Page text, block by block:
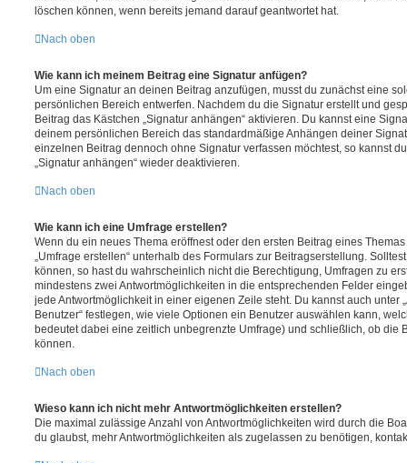
löschen können, wenn bereits jemand darauf geantwortet hat.
Nach oben
Wie kann ich meinem Beitrag eine Signatur anfügen?
Um eine Signatur an deinen Beitrag anzufügen, musst du zunächst eine
persönlichen Bereich entwerfen. Nachdem du die Signatur erstellt und
Beitrag das Kästchen „Signatur anhängen“ aktivieren. Du kannst eine
deinem persönlichen Bereich das standardmäßige Anhängen deiner
einzelnen Beitrag dennoch ohne Signatur verfassen möchtest, so kannst
„Signatur anhängen“ wieder deaktivieren.
Nach oben
Wie kann ich eine Umfrage erstellen?
Wenn du ein neues Thema eröffnest oder den ersten Beitrag eines
„Umfrage erstellen“ unterhalb des Formulars zur Beitragserstellung.
können, so hast du wahrscheinlich nicht die Berechtigung, Umfragen zu
mindestens zwei Antwortmöglichkeiten in die entsprechenden Felder
jede Antwortmöglichkeit in einer eigenen Zeile steht. Du kannst auch unter
Benutzer“ festlegen, wie viele Optionen ein Benutzer auswählen kann,
bedeutet dabei eine zeitlich unbegrenzte Umfrage) und schließlich, ob die
können.
Nach oben
Wieso kann ich nicht mehr Antwortmöglichkeiten erstellen?
Die maximal zulässige Anzahl von Antwortmöglichkeiten wird durch die
du glaubst, mehr Antwortmöglichkeiten als zugelassen zu benötigen,